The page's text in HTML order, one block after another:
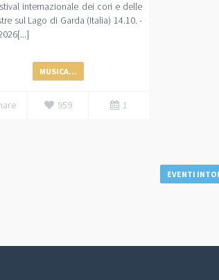
internazionale dei cori e delle
sul Lago di Garda (Italia) 14.10. -
MUSICA...
959 1
EVENTI